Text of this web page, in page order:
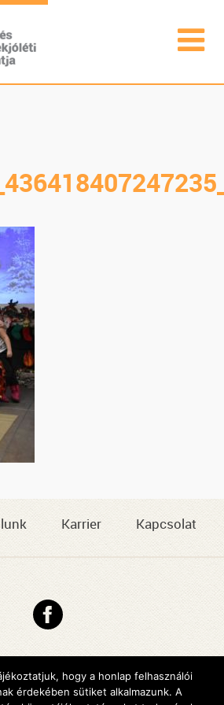
Karrier Kapcsolat
Család- és Gyermekjóléti Központja
Impresszumhogy a honlap felhasználói
érdekében sütiket alkalmazunk. A